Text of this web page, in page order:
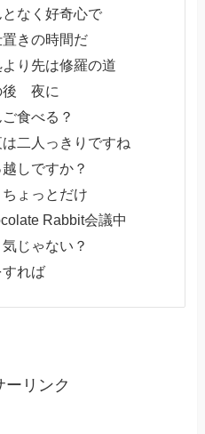
なく好奇心で
きの時間だ
り先は修羅の道
後 夜に
食べる？
二人っきりですね
しですか？
ょっとだけ
Rabbit会議中
じゃない？
れば
ーリンク